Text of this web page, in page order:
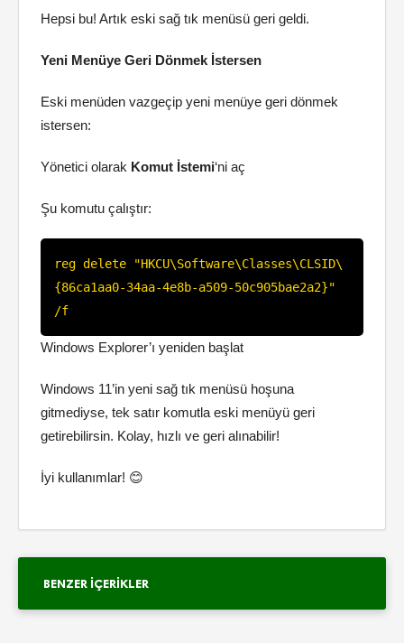
Hepsi bu! Artık eski sağ tık menüsü geri geldi.
Yeni Menüye Geri Dönmek İstersen
Eski menüden vazgeçip yeni menüye geri dönmek
istersen:
Yönetici olarak Komut İstemi‘ni aç
Şu komutu çalıştır:
reg delete "HKCU\Software\Classes\CLSID\
{86ca1aa0-34aa-4e8b-a509-50c905bae2a2}"
/f
Windows Explorer’ı yeniden başlat
Windows 11’in yeni sağ tık menüsü hoşuna
gitmediyse, tek satır komutla eski menüyü geri
getirebilirsin. Kolay, hızlı ve geri alınabilir!
İyi kullanımlar! 😊
BENZER İÇERIKLER